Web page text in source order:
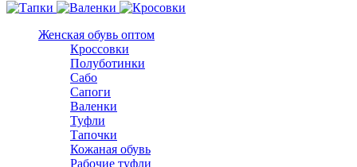
Женская обувь оптом
Кроссовки
Полуботинки
Сабо
Сапоги
Валенки
Туфли
Тапочки
Кожаная обувь
Рабочие туфли